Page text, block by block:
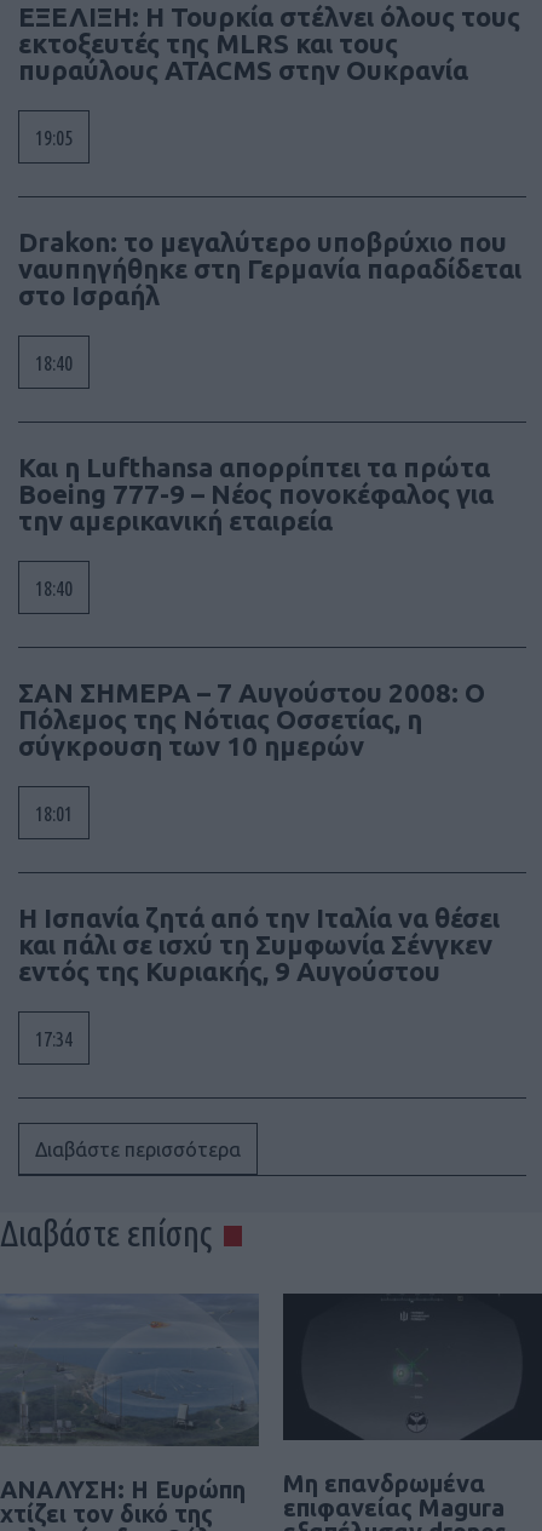
ΕΞΕΛΙΞΗ: H Τουρκία στέλνει όλους τους
εκτοξευτές της MLRS και τους
πυραύλους ATACMS στην Ουκρανία
19:05
Drakon: το μεγαλύτερο υποβρύχιο που
ναυπηγήθηκε στη Γερμανία παραδίδεται
στο Ισραήλ
18:40
Και η Lufthansa απορρίπτει τα πρώτα
Boeing 777-9 – Νέος πονοκέφαλος για
την αμερικανική εταιρεία
18:40
ΣΑΝ ΣΗΜΕΡΑ – 7 Αυγούστου 2008: Ο
Πόλεμος της Νότιας Οσσετίας, η
σύγκρουση των 10 ημερών
18:01
Η Ισπανία ζητά από την Ιταλία να θέσει
και πάλι σε ισχύ τη Συμφωνία Σένγκεν
εντός της Κυριακής, 9 Αυγούστου
17:34
Διαβάστε περισσότερα
Διαβάστε επίσης
ΑΝΑΛΥΣΗ: Η Ευρώπη
χτίζει τον δικό της
Μη επανδρωμένα
επιφανείας Magura